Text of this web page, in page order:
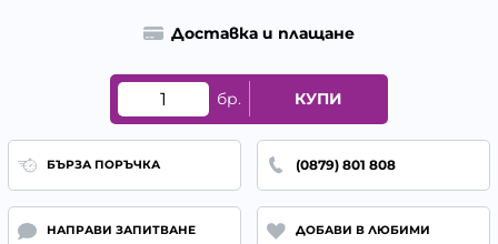
Доставка и плащане
бр. КУПИ
БЪРЗА ПОРЪЧКА (0879) 801 808
НАПРАВИ ЗАПИТВАНЕ ДОБАВИ В ЛЮБИМИ